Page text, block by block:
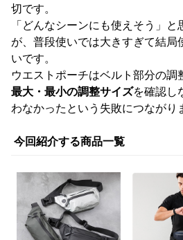
切です。
「どんなシーンにも使えそう」
が、普段使いでは大きすぎて結局
いです。
ウエストポーチはベルト部分の調
最大・最小の調整サイズを確認し
わなかったという失敗につながり
今回紹介する商品一覧